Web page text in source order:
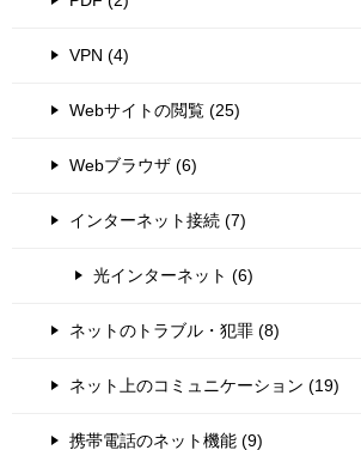
VPN (4)
Webサイトの閲覧 (25)
Webブラウザ (6)
インターネット接続 (7)
光インターネット (6)
ネットのトラブル・犯罪 (8)
ネット上のコミュニケーション (19)
携帯電話のネット機能 (9)